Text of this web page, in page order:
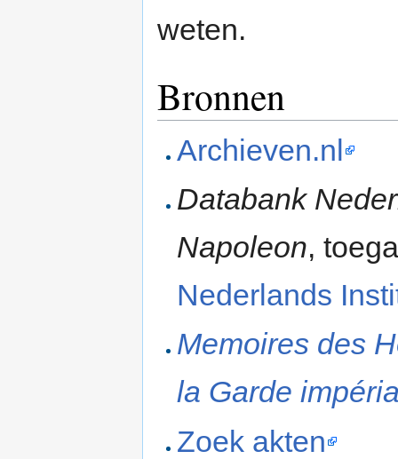
weten.
Bronnen
Archieven.nl
Databank
Napoleon,
Nederlands
Memoires des
la Garde
Zoek akten